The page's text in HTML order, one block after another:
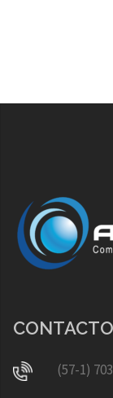
(57-1)